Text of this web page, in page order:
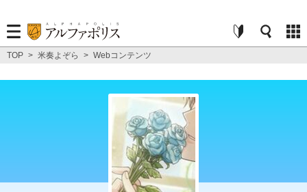
TOP > 米奏よぞら > Webコンテンツ